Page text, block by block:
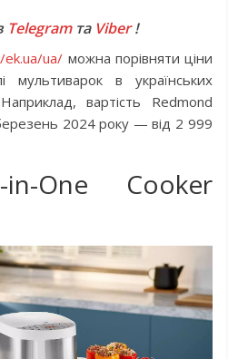
Telegramта Viber!
ua/ можна порівняти ціни
мультиварок в українських
вартість Redmond
2024 року — від 2 999
One Cooker